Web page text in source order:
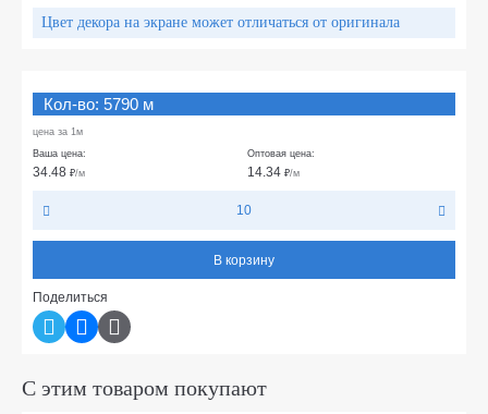
Цвет декора на экране может отличаться от оригинала
Кол-во: 5790 м
цена за 1м
Ваша цена:
34.48 ₽/м
Оптовая цена:
14.34 ₽/м
10
В корзину
Поделиться
С этим товаром покупают